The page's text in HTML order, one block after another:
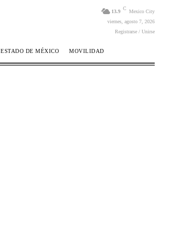
13.9
C
Mexico City
viernes, agosto 7, 2026
Registrarse / Unirse
ESTADO DE MÉXICO MOVILIDAD